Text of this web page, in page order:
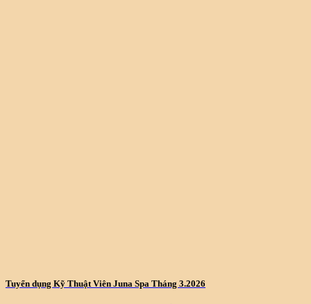
Tuyển dụng Kỹ Thuật Viên Juna Spa Tháng 3.2026